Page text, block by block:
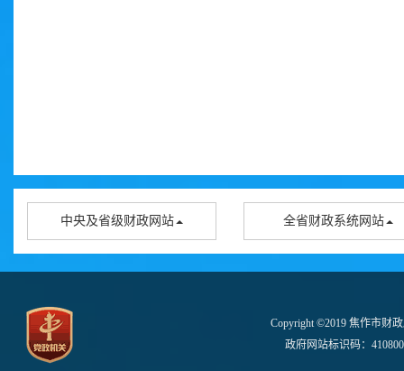
中央及省级财政网站 全省财政系统网站
Copyright ©2019 焦作市财
政府网站标识码：